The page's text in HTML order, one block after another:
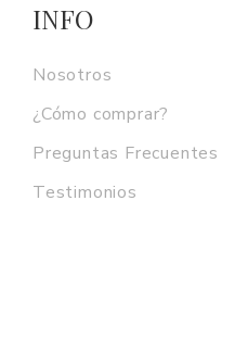
INFO
Nosotros
¿Cómo comprar?
Preguntas Frecuentes
Testimonios